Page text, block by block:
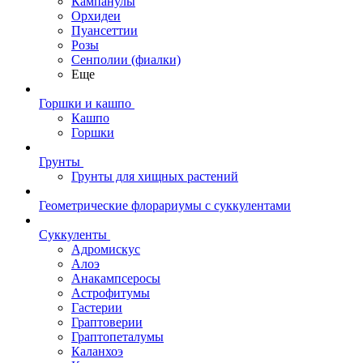
Орхидеи
Пуансеттии
Розы
Сенполии (фиалки)
Еще
Горшки и кашпо
Кашпо
Горшки
Грунты
Грунты для хищных растений
Геометрические флорариумы с суккулентами
Суккуленты
Адромискус
Алоэ
Анакампсеросы
Астрофитумы
Гастерии
Граптоверии
Граптопеталумы
Каланхоэ